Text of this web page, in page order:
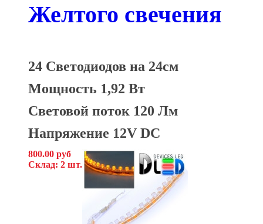
Желтого свечения
24 Светодиодов на 24см
Мощность 1,92 Вт
Световой поток 120 Лм
Напряжение 12V DC
800.00 руб
Склад: 2 шт.